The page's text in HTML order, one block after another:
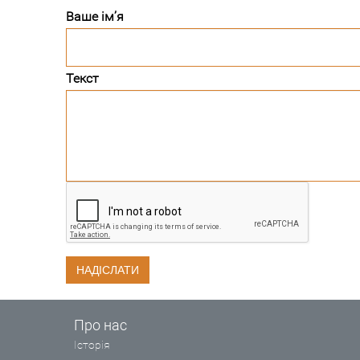
Ваше ім’я
Текст
НАДІСЛАТИ
Про нас
Історія